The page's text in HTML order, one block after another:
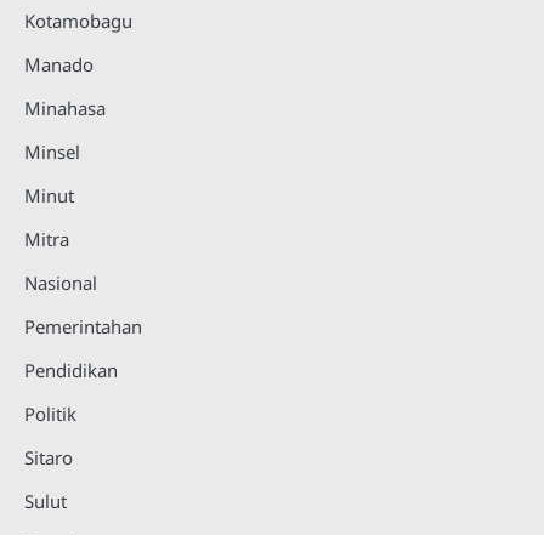
Kotamobagu
Manado
Minahasa
Minsel
Minut
Mitra
Nasional
Pemerintahan
Pendidikan
Politik
Sitaro
Sulut